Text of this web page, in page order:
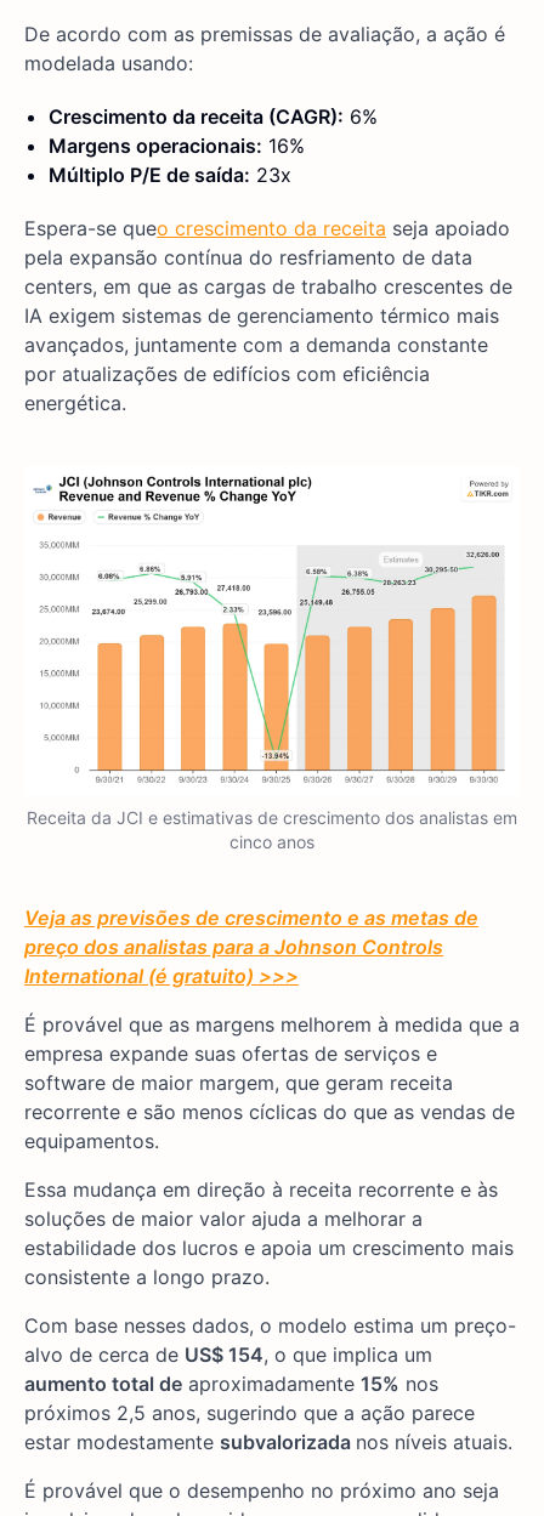
De acordo com as premissas de avaliação, a ação é
modelada usando:
Crescimento da receita (CAGR): 6%
Margens operacionais: 16%
Múltiplo P/E de saída: 23x
Espera-se queo crescimento da receita seja apoiado
pela expansão contínua do resfriamento de data
centers, em que as cargas de trabalho crescentes de
IA exigem sistemas de gerenciamento térmico mais
avançados, juntamente com a demanda constante
por atualizações de edifícios com eficiência
energética.
Receita da JCI e estimativas de crescimento dos analistas em
cinco anos
Veja as previsões de crescimento e as metas de
preço dos analistas para a Johnson Controls
International (é gratuito) >>>
É provável que as margens melhorem à medida que a
empresa expande suas ofertas de serviços e
software de maior margem, que geram receita
recorrente e são menos cíclicas do que as vendas de
equipamentos.
Essa mudança em direção à receita recorrente e às
soluções de maior valor ajuda a melhorar a
estabilidade dos lucros e apoia um crescimento mais
consistente a longo prazo.
Com base nesses dados, o modelo estima um preço-
alvo de cerca de US$ 154, o que implica um
aumento total de aproximadamente 15% nos
próximos 2,5 anos, sugerindo que a ação parece
estar modestamente subvalorizada nos níveis atuais.
É provável que o desempenho no próximo ano seja